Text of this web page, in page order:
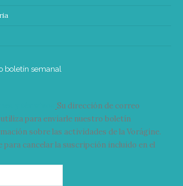
boletín semanal
Su dirección de correo
para enviarle nuestro boletín
sobre las actividades de la Vorágine.
para cancelar la suscripción incluido en el